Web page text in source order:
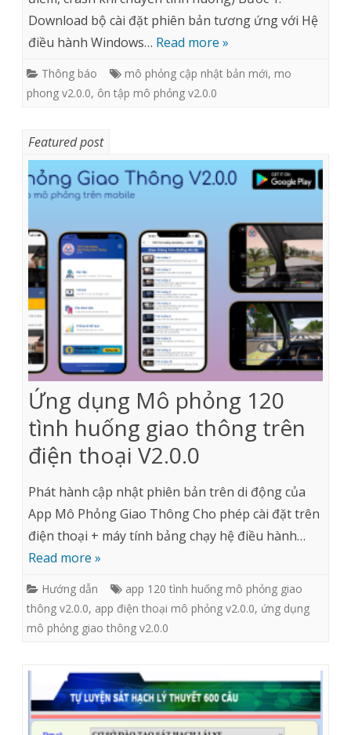
Download bộ cài đặt phiên bản tương ứng với Hệ
điều hành Windows… Read more »
Thông báo mô phỏng cập nhật bản mới, mo
phong v2.0.0, ôn tập mô phỏng v2.0.0
Featured post
Ứng dụng Mô phỏng 120
tình huống giao thông trên
điện thoại V2.0.0
Phát hành cập nhật phiên bản trên di động của
App Mô Phỏng Giao Thông Cho phép cài đặt trên
điện thoại + máy tính bảng chạy hệ điều hành…
Read more »
Hướng dẫn
app 120 tình huống mô phỏng giao
thông v2.0.0, app điện thoại mô phỏng v2.0.0, ứng dụng
mô phỏng giao thông v2.0.0